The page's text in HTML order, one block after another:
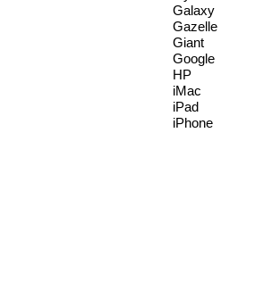
Galaxy
Gazelle
Giant
Google
HP
iMac
iPad
iPhone